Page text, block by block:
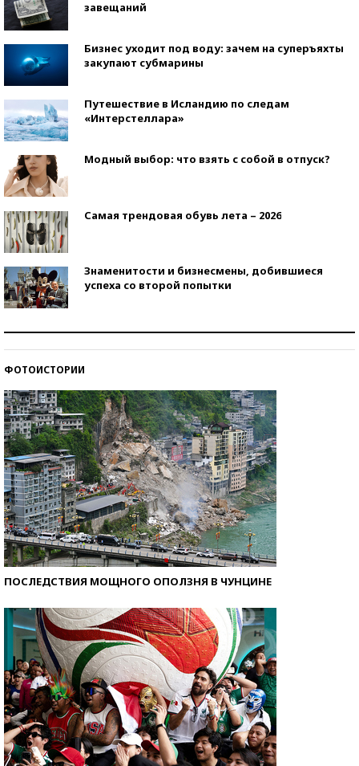
завещаний
Бизнес уходит под воду: зачем на суперъяхты
закупают субмарины
Путешествие в Исландию по следам
«Интерстеллара»
Модный выбор: что взять с собой в отпуск?
Самая трендовая обувь лета – 2026
Знаменитости и бизнесмены, добившиеся
успеха со второй попытки
ФОТОИСТОРИИ
ПОСЛЕДСТВИЯ МОЩНОГО ОПОЛЗНЯ В ЧУНЦИНЕ